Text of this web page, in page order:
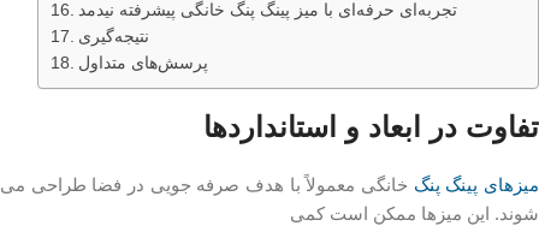
تجربه‌ای حرفه‌ای با میز پینگ پنگ خانگی پیشرفته نیدمد
نتیجه‌گیری
پرسش‌های متداول
تفاوت در ابعاد و استانداردها
میزهای پینگ پنگ خانگی معمولاً با هدف صرفه‌ جویی در فضا طراحی می‌
شوند. این میزها ممکن است کمی